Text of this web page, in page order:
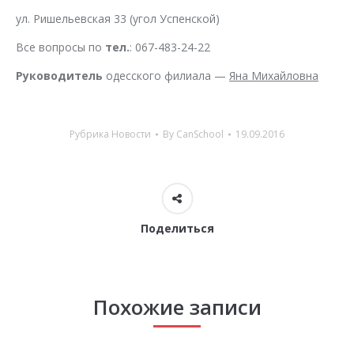
ул. Ришельевская 33 (угол Успенской)
Все вопросы по тел.: 067-483-24-22
Руководитель одесского филиала — Яна Михайловна
Рубрика Новости By CanSchool 19.09.2016
Поделиться
Похожие записи